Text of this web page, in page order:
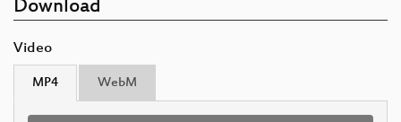
Download
Video
MP4 WebM